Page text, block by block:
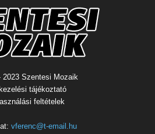
2023 Szentesi Mozaik
tájékoztató
feltételek
vferenc@t-email.hu